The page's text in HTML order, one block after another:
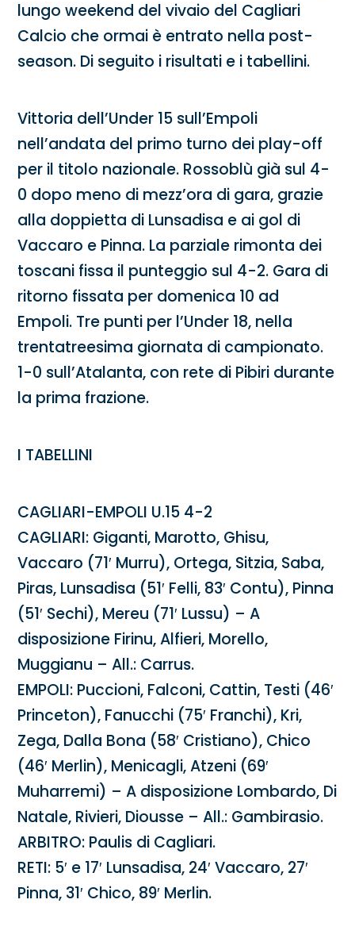
lungo weekend del vivaio del Cagliari
Calcio che ormai è entrato nella post-
season. Di seguito i risultati e i tabellini.
Vittoria dell’Under 15 sull’Empoli
nell’andata del primo turno dei play-off
per il titolo nazionale. Rossoblù già sul 4-
0 dopo meno di mezz’ora di gara, grazie
alla doppietta di Lunsadisa e ai gol di
Vaccaro e Pinna. La parziale rimonta dei
toscani fissa il punteggio sul 4-2. Gara di
ritorno fissata per domenica 10 ad
Empoli. Tre punti per l’Under 18, nella
trentatreesima giornata di campionato.
1-0 sull’Atalanta, con rete di Pibiri durante
la prima frazione.
I TABELLINI
CAGLIARI-EMPOLI U.15 4-2
CAGLIARI: Giganti, Marotto, Ghisu,
Vaccaro (71′ Murru), Ortega, Sitzia, Saba,
Piras, Lunsadisa (51′ Felli, 83′ Contu), Pinna
(51′ Sechi), Mereu (71′ Lussu) – A
disposizione Firinu, Alfieri, Morello,
Muggianu – All.: Carrus.
EMPOLI: Puccioni, Falconi, Cattin, Testi (46′
Princeton), Fanucchi (75′ Franchi), Kri,
Zega, Dalla Bona (58′ Cristiano), Chico
(46′ Merlin), Menicagli, Atzeni (69′
Muharremi) – A disposizione Lombardo, Di
Natale, Rivieri, Diousse – All.: Gambirasio.
ARBITRO: Paulis di Cagliari.
RETI: 5′ e 17′ Lunsadisa, 24′ Vaccaro, 27′
Pinna, 31′ Chico, 89′ Merlin.